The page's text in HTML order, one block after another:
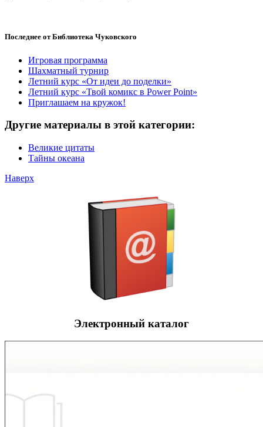
Последнее от Библиотека Чуковского
Игровая программа
Шахматный турнир
Летний курс «От идеи до поделки»
Летний курс «Твой комикс в Power Point»
Приглашаем на кружок!
Другие материалы в этой категории:
Великие цитаты
Тайны океана
Наверх
Электронный каталог